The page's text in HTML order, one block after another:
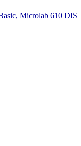
Microlab 610 DIS